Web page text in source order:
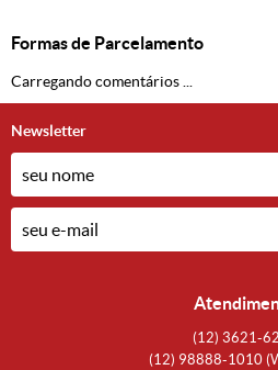
Formas de Parcelamento
Carregando comentários ...
Newsletter
(12) 3621-
(12) 98888-1010